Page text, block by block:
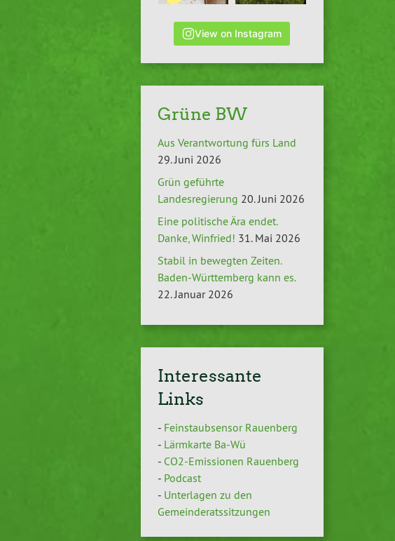
View on Instagram
Grüne BW
Aus Verantwortung fürs Land
29. Juni 2026
Grün geführte
Landesregierung 20. Juni 2026
Eine politische Ära endet.
Danke, Winfried! 31. Mai 2026
Stabil in bewegten Zeiten.
Baden-Württemberg kann es.
22. Januar 2026
Interessante
Links
- Feinstaubsensor Rauenberg
- Lärmkarte Ba-Wü
- CO2-Emissionen Rauenberg
- Podcast
- Unterlagen zu den
Gemeinderatssitzungen